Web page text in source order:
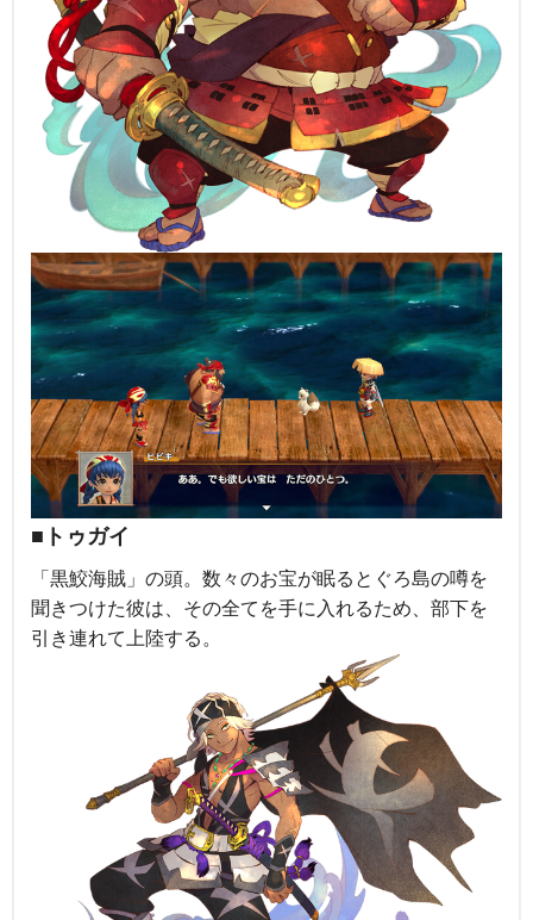
■トゥガイ
「黒鮫海賊」の頭。数々のお宝が眠るとぐろ島の噂を
聞きつけた彼は、その全てを手に入れるため、部下を
引き連れて上陸する。